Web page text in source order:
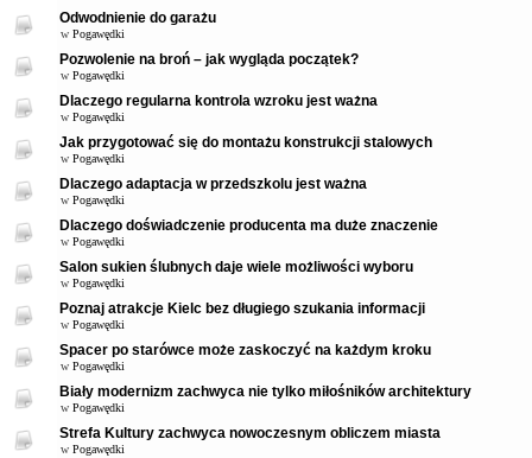
Odwodnienie do garażu
w Pogawędki
Pozwolenie na broń – jak wygląda początek?
w Pogawędki
Dlaczego regularna kontrola wzroku jest ważna
w Pogawędki
Jak przygotować się do montażu konstrukcji stalowych
w Pogawędki
Dlaczego adaptacja w przedszkolu jest ważna
w Pogawędki
Dlaczego doświadczenie producenta ma duże znaczenie
w Pogawędki
Salon sukien ślubnych daje wiele możliwości wyboru
w Pogawędki
Poznaj atrakcje Kielc bez długiego szukania informacji
w Pogawędki
Spacer po starówce może zaskoczyć na każdym kroku
w Pogawędki
Biały modernizm zachwyca nie tylko miłośników architektury
w Pogawędki
Strefa Kultury zachwyca nowoczesnym obliczem miasta
w Pogawędki